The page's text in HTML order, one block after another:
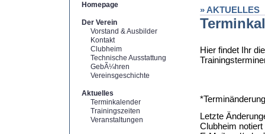
Homepage
Der Verein
Vorstand & Ausbilder
Kontakt
Clubheim
Technische Ausstattung
GebÃ¼hren
Vereinsgeschichte
Aktuelles
Terminkalender
Trainingszeiten
Veranstaltungen
» AKTUELLES
Hier findet Ihr
Letzte
Clubheim